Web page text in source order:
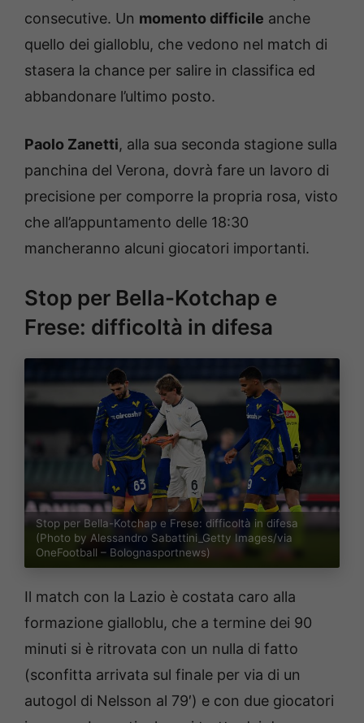
consecutive. Un momento difficile anche
quello dei gialloblu, che vedono nel match di
stasera la chance per salire in classifica ed
abbandonare l’ultimo posto.
Paolo Zanetti, alla sua seconda stagione sulla
panchina del Verona, dovrà fare un lavoro di
precisione per comporre la propria rosa, visto
che all’appuntamento delle 18:30
mancheranno alcuni giocatori importanti.
Stop per Bella-Kotchap e
Frese: difficoltà in difesa
Stop per Bella-Kotchap e Frese: difficoltà in difesa
(Photo by Alessandro Sabattini_Getty Images/via
OneFootball – Bolognasportnews)
Il match con la Lazio è costata caro alla
formazione gialloblu, che a termine dei 90
minuti si è ritrovata con un nulla di fatto
(sconfitta arrivata sul finale per via di un
autogol di Nelsson al 79′) e con due giocatori